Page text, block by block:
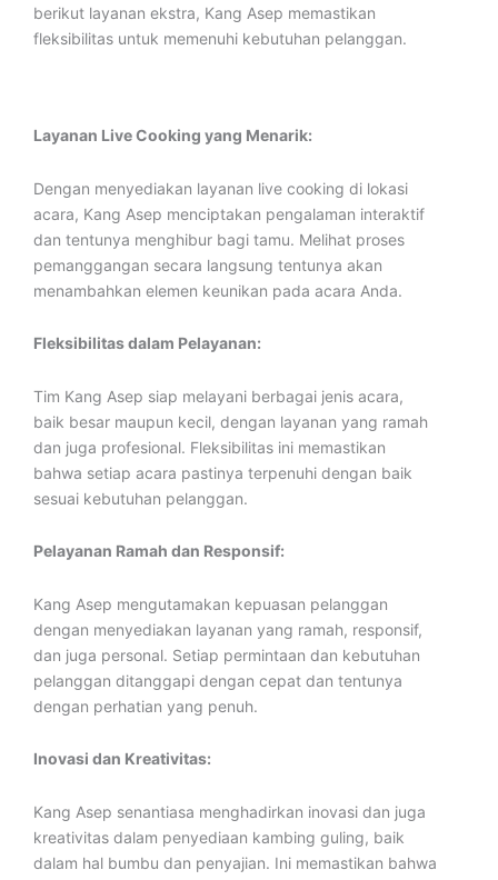
berikut layanan ekstra, Kang Asep memastikan
fleksibilitas untuk memenuhi kebutuhan pelanggan.
Layanan Live Cooking yang Menarik:
Dengan menyediakan layanan live cooking di lokasi
acara, Kang Asep menciptakan pengalaman interaktif
dan tentunya menghibur bagi tamu. Melihat proses
pemanggangan secara langsung tentunya akan
menambahkan elemen keunikan pada acara Anda.
Fleksibilitas dalam Pelayanan:
Tim Kang Asep siap melayani berbagai jenis acara,
baik besar maupun kecil, dengan layanan yang ramah
dan juga profesional. Fleksibilitas ini memastikan
bahwa setiap acara pastinya terpenuhi dengan baik
sesuai kebutuhan pelanggan.
Pelayanan Ramah dan Responsif:
Kang Asep mengutamakan kepuasan pelanggan
dengan menyediakan layanan yang ramah, responsif,
dan juga personal. Setiap permintaan dan kebutuhan
pelanggan ditanggapi dengan cepat dan tentunya
dengan perhatian yang penuh.
Inovasi dan Kreativitas:
Kang Asep senantiasa menghadirkan inovasi dan juga
kreativitas dalam penyediaan kambing guling, baik
dalam hal bumbu dan penyajian. Ini memastikan bahwa